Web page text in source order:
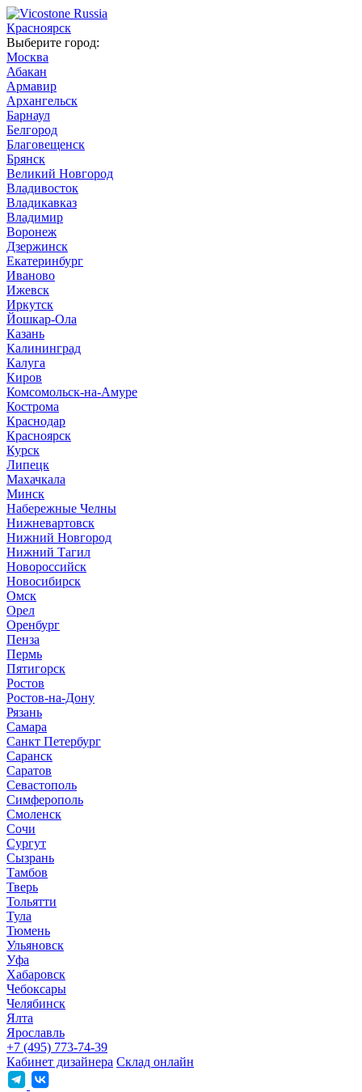
Красноярск
Выберите город:
Москва
Абакан
Армавир
Архангельск
Барнаул
Белгород
Благовещенск
Брянск
Великий Новгород
Владивосток
Владикавказ
Владимир
Воронеж
Дзержинск
Екатеринбург
Иваново
Ижевск
Иркутск
Йошкар-Ола
Казань
Калининград
Калуга
Киров
Комсомольск-на-Амуре
Кострома
Краснодар
Красноярск
Курск
Липецк
Махачкала
Минск
Набережные Челны
Нижневартовск
Нижний Новгород
Нижний Тагил
Новороссийск
Новосибирск
Омск
Орел
Оренбург
Пенза
Пермь
Пятигорск
Ростов
Ростов-на-Дону
Рязань
Самара
Санкт Петербург
Саранск
Саратов
Севастополь
Симферополь
Смоленск
Сочи
Сургут
Сызрань
Тамбов
Тверь
Тольятти
Тула
Тюмень
Ульяновск
Уфа
Хабаровск
Чебоксары
Челябинск
Ялта
Ярославль
+7 (495) 773-74-39
Кабинет дизайнера Склад онлайн